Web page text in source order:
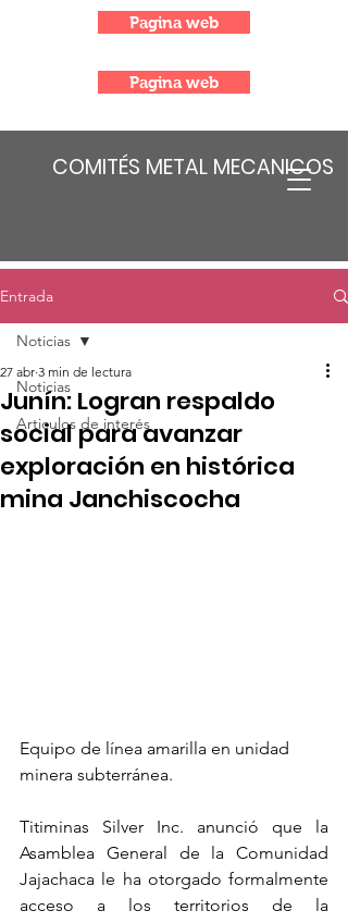
COMITÉS METAL MECANICOS
Pagina web
Pagina web
Entrada
Noticias
Articulos de interés
Noticias
Junín: Logran respaldo
social para avanzar
exploración en histórica
mina Janchiscocha
27 abr 3 min de lectura
Equipo de línea amarilla en unidad
minera subterránea.
Titiminas Silver Inc. anunció que la
Asamblea General de la Comunidad
Jajachaca le ha otorgado formalmente
acceso a los territorios de la